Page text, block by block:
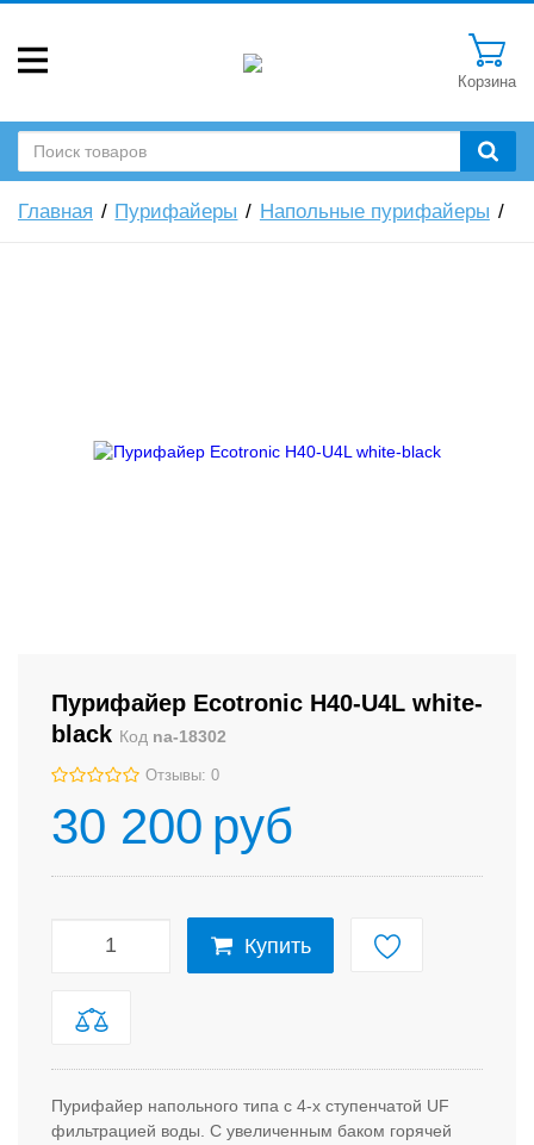
Корзина
Главная Пурифайеры Напольные пурифайеры
Пурифайер Ecotronic H40-U4L white-
black Код na-18302
Отзывы: 0
30 200 руб
Купить
Пурифайер напольного типа с 4-х ступенчатой UF
фильтрацией воды. С увеличенным баком горячей